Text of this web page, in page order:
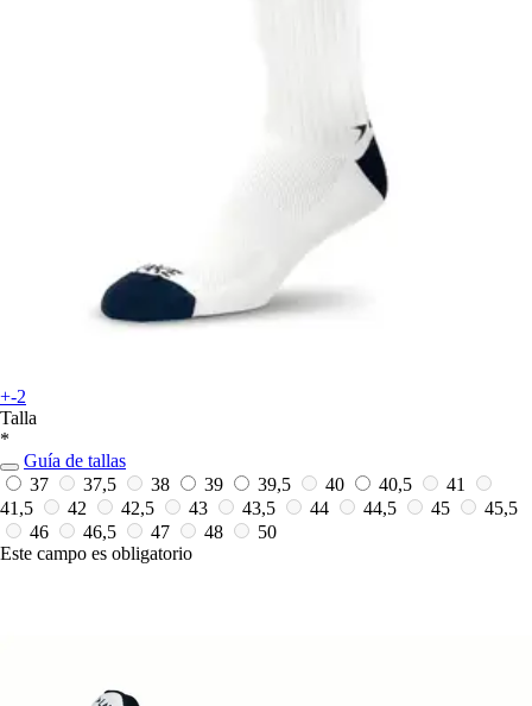
+-2
Talla
*
Guía de tallas
37
37,5 38 39 39,5 40 40,5
41
41,5
42 42,5 43 43,5 44 44,5 45
45,5
46
46,5 47 48
50
Este campo es obligatorio